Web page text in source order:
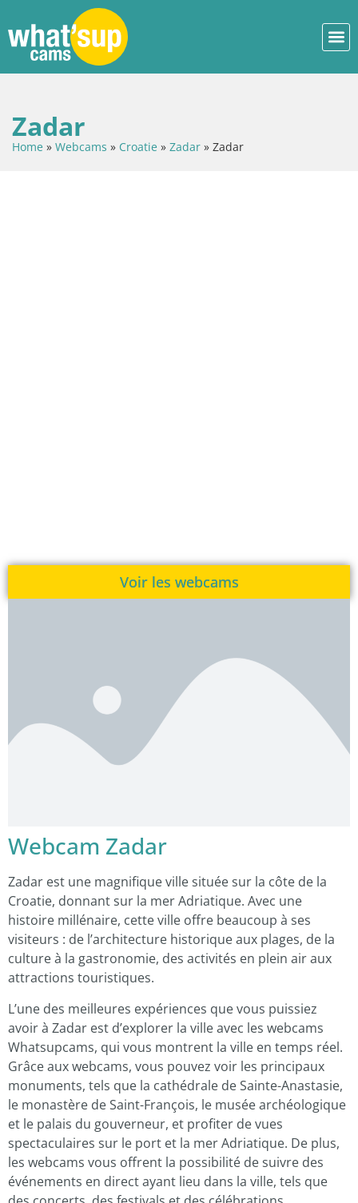
Zadar
Home » Webcams » Croatie » Zadar » Zadar
Voir les webcams
Webcam Zadar
Zadar est une magnifique ville située sur la côte de la
Croatie, donnant sur la mer Adriatique. Avec une
histoire millénaire, cette ville offre beaucoup à ses
visiteurs : de l’architecture historique aux plages, de la
culture à la gastronomie, des activités en plein air aux
attractions touristiques.
L’une des meilleures expériences que vous puissiez
avoir à Zadar est d’explorer la ville avec les webcams
Whatsupcams, qui vous montrent la ville en temps réel.
Grâce aux webcams, vous pouvez voir les principaux
monuments, tels que la cathédrale de Sainte-Anastasie,
le monastère de Saint-François, le musée archéologique
et le palais du gouverneur, et profiter de vues
spectaculaires sur le port et la mer Adriatique. De plus,
les webcams vous offrent la possibilité de suivre des
événements en direct ayant lieu dans la ville, tels que